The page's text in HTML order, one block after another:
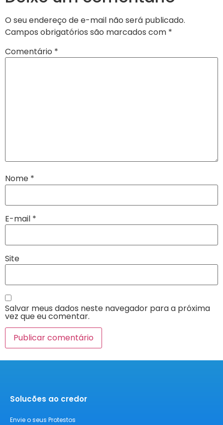
O seu endereço de e-mail não será publicado.
Campos obrigatórios são marcados com *
Comentário *
Nome *
E-mail *
Site
Salvar meus dados neste navegador para a próxima
vez que eu comentar.
Solucões ao credor
Envie o seus Protestos